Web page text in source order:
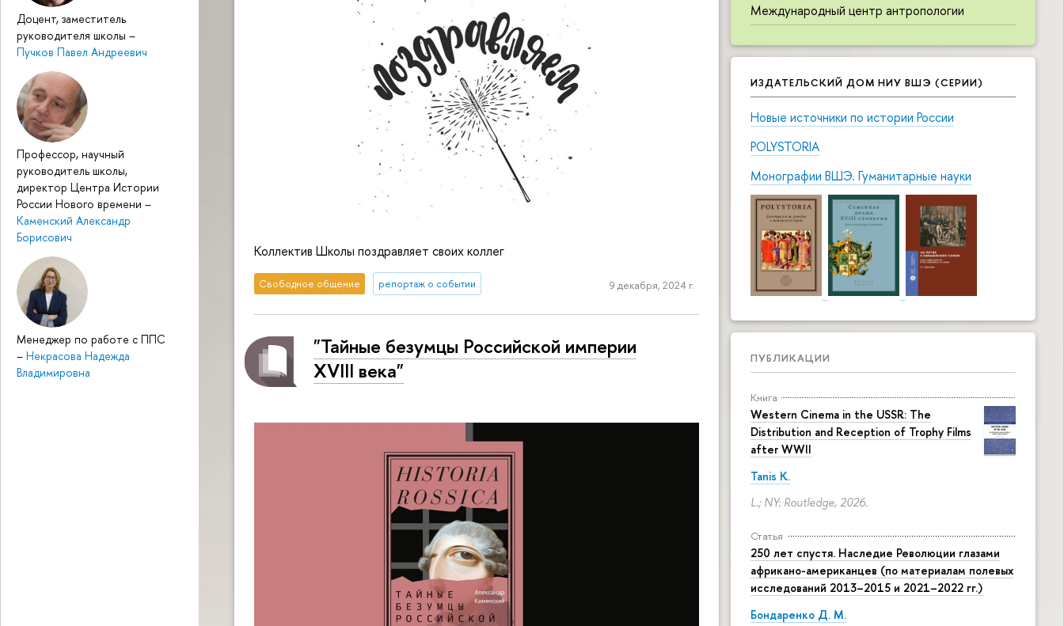
Доцент, заместитель
руководителя школы –
Пучков Павел Андреевич
Профессор, научный
руководитель школы,
директор Центра Истории
России Нового времени –
Каменский Александр
Борисович
Менеджер по работе с ППС
– Некрасова Надежда
Владимировна
Международный центр антропологии
ИЗДАТЕЛЬСКИЙ ДОМ НИУ ВШЭ (СЕРИИ)
Новые источники по истории России
POLYSTORIA
Монографии ВШЭ. Гуманитарные науки
ПУБЛИКАЦИИ
Книга
Western Cinema in the USSR: The
Distribution and Reception of Trophy Films
after WWII
Tanis K.
L.; NY: Routledge, 2026.
Статья
250 лет спустя. Наследие Революции глазами
африкано-американцев (по материалам полевых
исследований 2013–2015 и 2021–2022 гг.)
Бондаренко Д. М.
Коллектив Школы поздравляет своих коллег
Свободное общение репортаж о событии 9 декабря, 2024 г.
"Тайные безумцы Российской империи
XVIII века"